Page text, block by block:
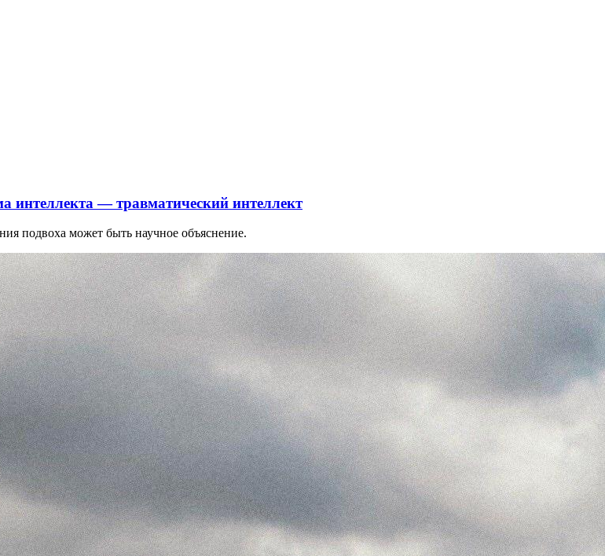
интеллекта — травматический интеллект
подвоха может быть научное объяснение.